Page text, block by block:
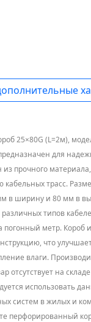
25×80G (L=2м),
для
из прочного
трасс.
в ширину и 80 мм в
различных типов
погонный метр. Короб
что
влаги.
отсутствует на складе
использовать
систем в жилых и
перфорированный